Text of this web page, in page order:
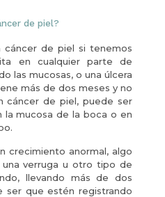
de piel?
cáncer de piel si tenemos
en cualquier parte de
las mucosas, o una úlcera
más de dos meses y no
cáncer de piel, puede ser
la mucosa de la boca o en
crecimiento anormal, algo
verruga u otro tipo de
llevando más de dos
ser que estén registrando